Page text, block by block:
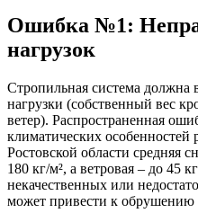
Ошибка №1:
нагрузок
Стропильная система должна
нагрузки (собственный вес
ветер). Распространенная
климатических особенностей
Ростовской области средняя
180 кг/м², а ветровая – до 45
некачественных или
может привести к обрушению